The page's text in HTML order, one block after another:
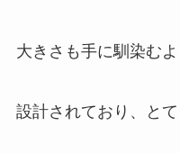
大きさも手に馴染む
設計されており、とて